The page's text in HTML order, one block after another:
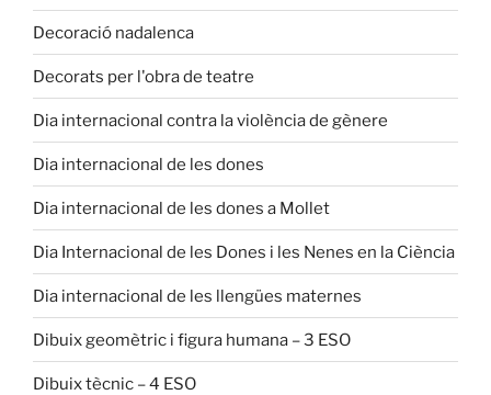
Decoració nadalenca
Decorats per l'obra de teatre
Dia internacional contra la violència de gènere
Dia internacional de les dones
Dia internacional de les dones a Mollet
Dia Internacional de les Dones i les Nenes en la Ciència
Dia internacional de les llengües maternes
Dibuix geomètric i figura humana – 3 ESO
Dibuix tècnic – 4 ESO